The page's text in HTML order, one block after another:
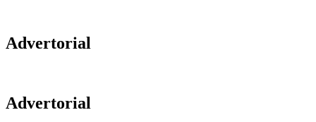
Advertorial
Advertorial